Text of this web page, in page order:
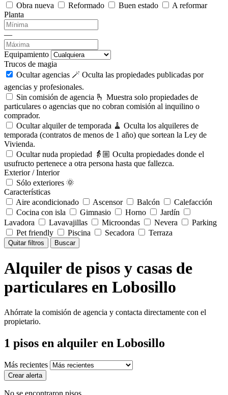
Obra nueva
Reformado Buen estado
A reformar
Planta
—
Equipamiento
Trucos de magia
Ocultar agencias 🪄 Oculta las propiedades publicadas por
agencias y profesionales.
Sin comisión de agencia 🫰 Muestra solo propiedades de
particulares o agencias que no cobran comisión al inquilino o
comprador.
Ocultar alquiler de temporada 🧹 Oculta los alquileres de
temporada (contratos de menos de 1 año) que sortean la Ley de
Vivienda.
Ocultar nuda propiedad 👵🏼 Oculta propiedades donde el
usufructo pertenece a otra persona hasta que fallezca.
Exterior / Interior
Sólo exteriores 🌞
Características
Aire acondicionado
Ascensor Balcón
Calefacción
Cocina con isla
Gimnasio Horno
Jardín
Lavadora
Lavavajillas Microondas Nevera
Parking
Pet friendly
Piscina Secadora Terraza
Quitar filtros Buscar
Alquiler de pisos y casas de
particulares en Lobosillo
Ahórrate la comisión de agencia y contacta directamente con el
propietario.
1 pisos en alquiler en Lobosillo
Más recientes
Crear alerta
No se encontraron pisos